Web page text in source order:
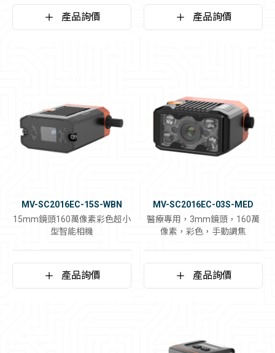
產品詢價 產品詢價
MV-SC2016EC-15S-WBN
15mm鏡頭160萬像素彩色超小
型智能相機
產品詢價
MV-SC2016EC-03S-MED
醫療專用，3mm鏡頭，160萬
像素，彩色，手動調焦
產品詢價